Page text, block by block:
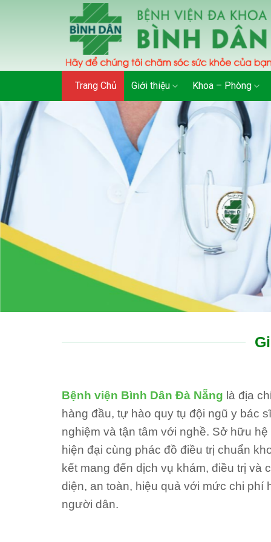
Trang Chủ Giới thiệu Khoa – Phòng
Bệnh viện Bình Dân Đà Nẵng là địa
hàng đầu, tự hào quy tụ đội ngũ y bác
nghiệm và tận tâm với nghề. Sở hữu
hiện đại cùng phác đồ điều trị chuẩn
kết mang đến dịch vụ khám, điều trị và
diện, an toàn, hiệu quả với mức chi phí
người dân.